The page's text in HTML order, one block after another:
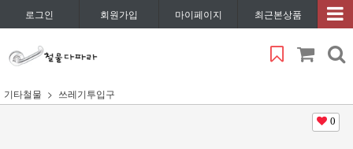
로그인 회원가입 마이페이지 최근본상품
기타철물 쓰레기투입구
0